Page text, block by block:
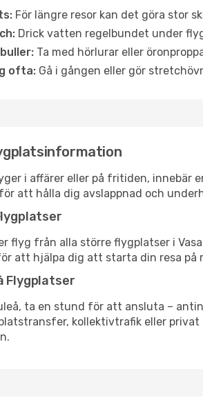
För längre resor kan det göra stor
Drick vatten regelbundet under
Ta med hörlurar eller
ofta: Gå i gången eller gör
i affärer eller på fritiden, innebär
att hålla dig avslappnad och
flyg från alla större flygplatser i
att hjälpa dig att starta din resa på
Flygplatser
ta en stund för att ansluta –
kollektivtrafik eller